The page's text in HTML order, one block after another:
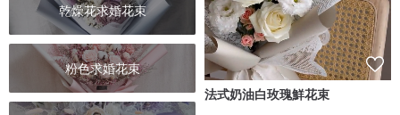
乾燥花求婚花束
粉色求婚花束
法式奶油白玫瑰鮮花束